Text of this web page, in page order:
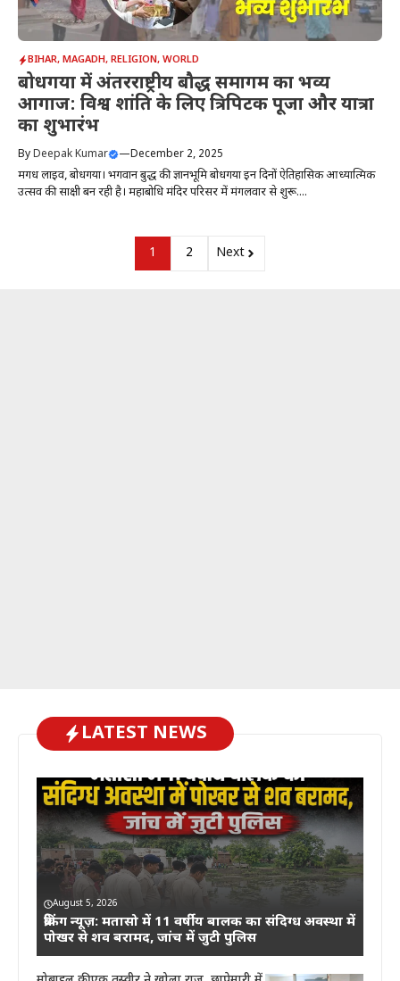
BIHAR, MAGADH, RELIGION, WORLD
बोधगया में अंतरराष्ट्रीय बौद्ध समागम का भव्य
आगाज: विश्व शांति के लिए त्रिपिटक पूजा और यात्रा
का शुभारंभ
ByDeepak Kumar —December 2, 2025
मगध लाइव, बोधगया। भगवान बुद्ध की ज्ञानभूमि बोधगया इन दिनों ऐतिहासिक आध्यात्मिक
उत्सव की साक्षी बन रही है। महाबोधि मंदिर परिसर में मंगलवार से शुरू....
1 2 Next
LATEST NEWS
August 5, 2026
ब्रेकिंग न्यूज़: मतासो में 11 वर्षीय बालक का संदिग्ध अवस्था में
पोखर से शव बरामद, जांच में जुटी पुलिस